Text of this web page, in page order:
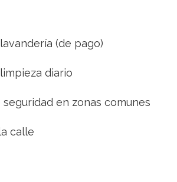
(de pago)
diario
seguridad en zonas comunes
calle